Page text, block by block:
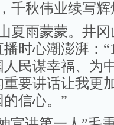
秋伟业续写辉
雨蒙蒙。井冈
时心潮澎湃：
民谋幸福、为
要讲话让我更
信心。”